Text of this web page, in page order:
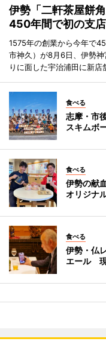
伊勢「二軒茶屋餅
450年間で初の支店
1575年の創業から今年で
市神久）が8月6日、伊勢
りに面した宇治浦田に新店
食べる
志摩・市
スキムボ
食べる
伊勢の献
オリジナ
食べる
伊勢・仏
エール